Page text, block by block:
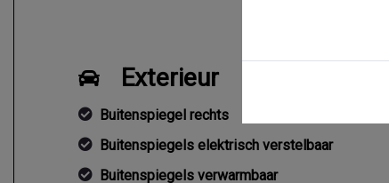
Exterieur
Buitenspiegel rechts
Buitenspiegels elektrisch verstelbaar
Buitenspiegels verwarmbaar